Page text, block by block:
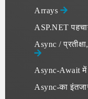
Arrays
ASP.NET
Async /
Async-Await में
Async-का